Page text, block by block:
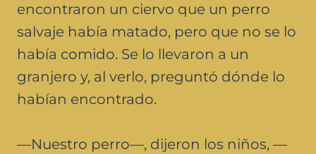
encontraron un ciervo que un perro
salvaje había matado, pero que no se lo
había comido. Se lo llevaron a un
granjero y, al verlo, preguntó dónde lo
habían encontrado.
—Nuestro perro—, dijeron los niños, —